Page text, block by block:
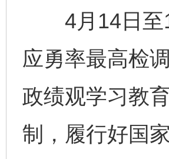
4月14日至
应勇率最高检
政绩观学习教
制，履行好国